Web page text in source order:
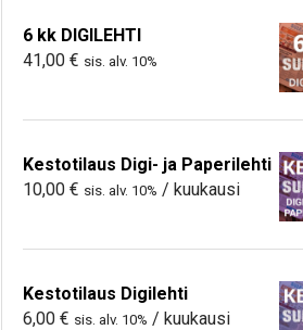
6 kk DIGILEHTI
41,00 € sis. alv. 10%
Kestotilaus Digi- ja Paperilehti
10,00 € sis. alv. 10% / kuukausi
Kestotilaus Digilehti
6,00 € sis. alv. 10% / kuukausi